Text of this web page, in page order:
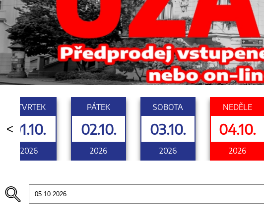
<
ČTVRTEK
01.10.
2026
PÁTEK
02.10.
2026
SOBOTA
03.10.
2026
NEDĚLE
04.10.
2026